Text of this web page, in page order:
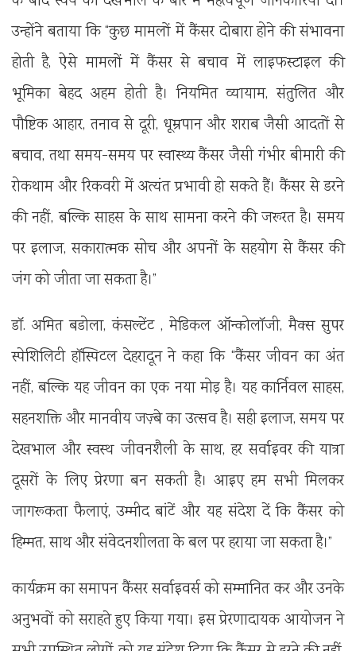
उन्होंने बताया कि “कुछ मामलों में कैंसर दोबारा होने की संभावना
होती है, ऐसे मामलों में कैंसर से बचाव में लाइफस्टाइल की
भूमिका बेहद अहम होती है। नियमित व्यायाम, संतुलित और
पौष्टिक आहार, तनाव से दूरी, धूम्रपान और शराब जैसी आदतों से
बचाव, तथा समय-समय पर स्वास्थ्य कैंसर जैसी गंभीर बीमारी की
रोकथाम और रिकवरी में अत्यंत प्रभावी हो सकते हैं। कैंसर से डरने
की नहीं, बल्कि साहस के साथ सामना करने की जरूरत है। समय
पर इलाज, सकारात्मक सोच और अपनों के सहयोग से कैंसर की
जंग को जीता जा सकता है।”
डॉ. अमित बडोला, कंसल्टेंट , मेडिकल ऑन्कोलॉजी, मैक्स सुपर
स्पेशिलिटी हॉस्पिटल देहरादून ने कहा कि “कैंसर जीवन का अंत
नहीं, बल्कि यह जीवन का एक नया मोड़ है। यह कार्निवल साहस,
सहनशक्ति और मानवीय जज़्बे का उत्सव है। सही इलाज, समय पर
देखभाल और स्वस्थ जीवनशैली के साथ, हर सर्वाइवर की यात्रा
दूसरों के लिए प्रेरणा बन सकती है। आइए हम सभी मिलकर
जागरूकता फैलाएं, उम्मीद बांटें और यह संदेश दें कि कैंसर को
हिम्मत, साथ और संवेदनशीलता के बल पर हराया जा सकता है।”
कार्यक्रम का समापन कैंसर सर्वाइवर्स को सम्मानित कर और उनके
अनुभवों को सराहते हुए किया गया। इस प्रेरणादायक आयोजन ने